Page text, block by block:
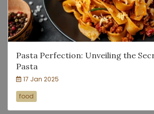
Pasta Perfection: Unveiling the
Pasta
17 Jan 2025
food